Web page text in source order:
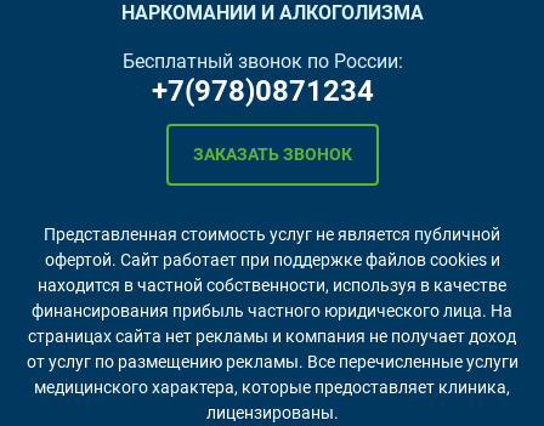
НАРКОМАНИИ И АЛКОГОЛИЗМА
Бесплатный звонок по России:
+7(978)0871234
ЗАКАЗАТЬ ЗВОНОК
Представленная стоимость услуг не является публичной
офертой. Сайт работает при поддержке файлов cookies и
находится в частной собственности, используя в качестве
финансирования прибыль частного юридического лица. На
страницах сайта нет рекламы и компания не получает доход
от услуг по размещению рекламы. Все перечисленные услуги
медицинского характера, которые предоставляет клиника,
лицензированы.